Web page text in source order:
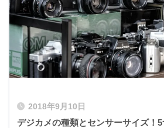
2018年9月10日
デジカメの種類とセンサーサイズ！